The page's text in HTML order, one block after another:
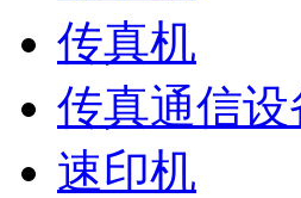
传真机
传真通信设
速印机